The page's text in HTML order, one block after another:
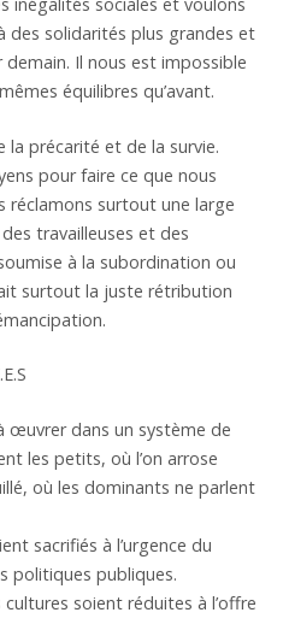
des solidarités plus grandes et
Il nous est impossible
équilibres qu’avant.
précarité et de la survie.
pour faire ce que nous
réclamons surtout une large
travailleuses et des
à la subordination ou
surtout la juste rétribution
œuvrer dans un système de
les petits, où l’on arrose
où les dominants ne parlent
sacrifiés à l’urgence du
politiques publiques.
soient réduites à l’offre